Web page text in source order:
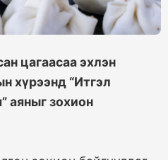
цагаасаа эхлэн
хүрээнд “Итгэл
аяныг зохион